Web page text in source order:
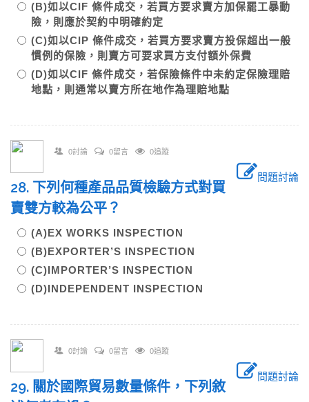
(B)如以CIF 條件成交，若買方要求賣方加保罷工暴動
險，則應於契約中明確約定
(C)如以CIP 條件成交，若買方要求賣方投保超出一般
慣例的保險，則賣方可要求買方支付額外保費
(D)如以CIF 條件成交，若保險條件中未約定保險理賠
地點，則通常以賣方所在地作為理賠地點
0討論 0留言 0追蹤
問題討論
28. 下列何種產品品質檢驗方式對買
賣雙方較為公平？
(A)EX WORKS INSPECTION
(B)EXPORTER’S INSPECTION
(C)IMPORTER’S INSPECTION
(D)INDEPENDENT INSPECTION
0討論 0留言 0追蹤
問題討論
29. 關於國際貿易數量條件，下列敘